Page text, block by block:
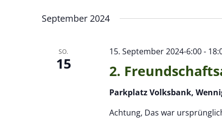
September 2024
SO.
15 2.
15. September 2024-6:00-
Parkplatz Volksbank,
Achtung, Das war